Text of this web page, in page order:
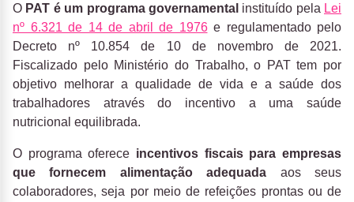
O PAT é um programa governamental instituído pela Lei
nº 6.321 de 14 de abril de 1976e regulamentado pelo
Decreto nº 10.854 de 10 de novembro de 2021.
Fiscalizado pelo Ministério do Trabalho, o PAT tem por
objetivo melhorar a qualidade de vida e a saúde dos
trabalhadores através do incentivo a uma saúde
nutricional equilibrada.
O programa oferece incentivos fiscais para empresas
que fornecem alimentação adequada aos seus
colaboradores, seja por meio de refeições prontas ou de